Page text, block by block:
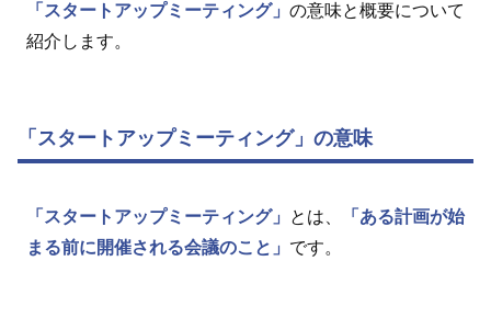
「スタートアップミーティング」 の意味と概要について
紹介します。
「スタートアップミーティング」の意味
「スタートアップミーティング」 とは、
「ある計画が始
まる前に開催される会議のこと」 です。